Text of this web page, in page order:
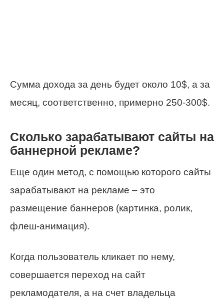
Сумма дохода за день будет около 10$, а за
месяц, соответственно, примерно 250-300$.
Сколько зарабатывают сайты на
баннерной рекламе?
Еще один метод, с помощью которого сайты
зарабатывают на рекламе – это
размещение баннеров (картинка, ролик,
флеш-анимация).
Когда пользователь кликает по нему,
совершается переход на сайт
рекламодателя, а на счет владельца